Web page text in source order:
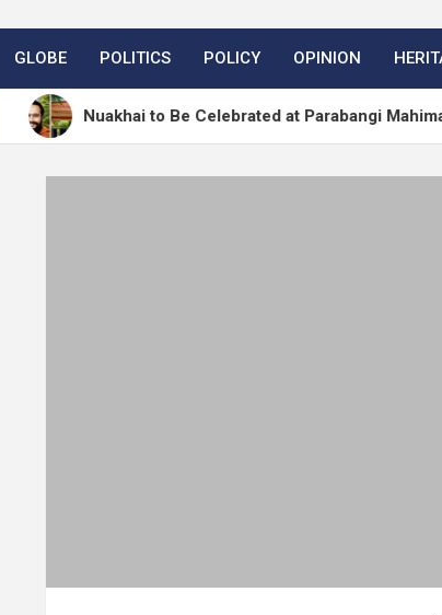
GLOBE POLITICS POLICY OPINION
Nuakhai to Be Celebrated at Parabangi Mahima Ashram